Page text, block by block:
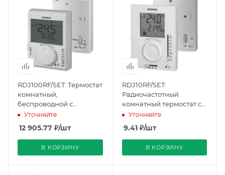
RDJ100RF/SET: Термостат
комнатный,
беспроводной с
приемником (S55770-
T380), Siemens
Уточняйте
12 905.77 ₽/шт
В КОРЗИНУ
RDJ10RF/SET:
Радиочастотный
комнатный термостат с
24-часовым таймером
(передатчик и
приемник)
(BPZ:RDH10RF/SET),
Siemens
Уточняйте
9.41₽/шт
В КОРЗИНУ